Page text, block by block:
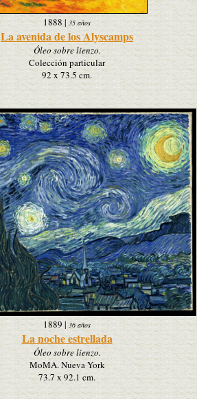
1888 | 35 años
La avenida de los Alyscamps
Óleo sobre lienzo.
Colección particular
92 x 73.5 cm.
1889 | 36 años
La noche estrellada
Óleo sobre lienzo.
MoMA. Nueva York
73.7 x 92.1 cm.